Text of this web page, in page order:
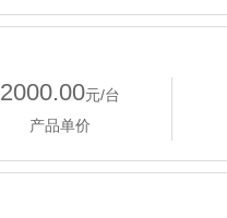
2000.00元/台
产品单价